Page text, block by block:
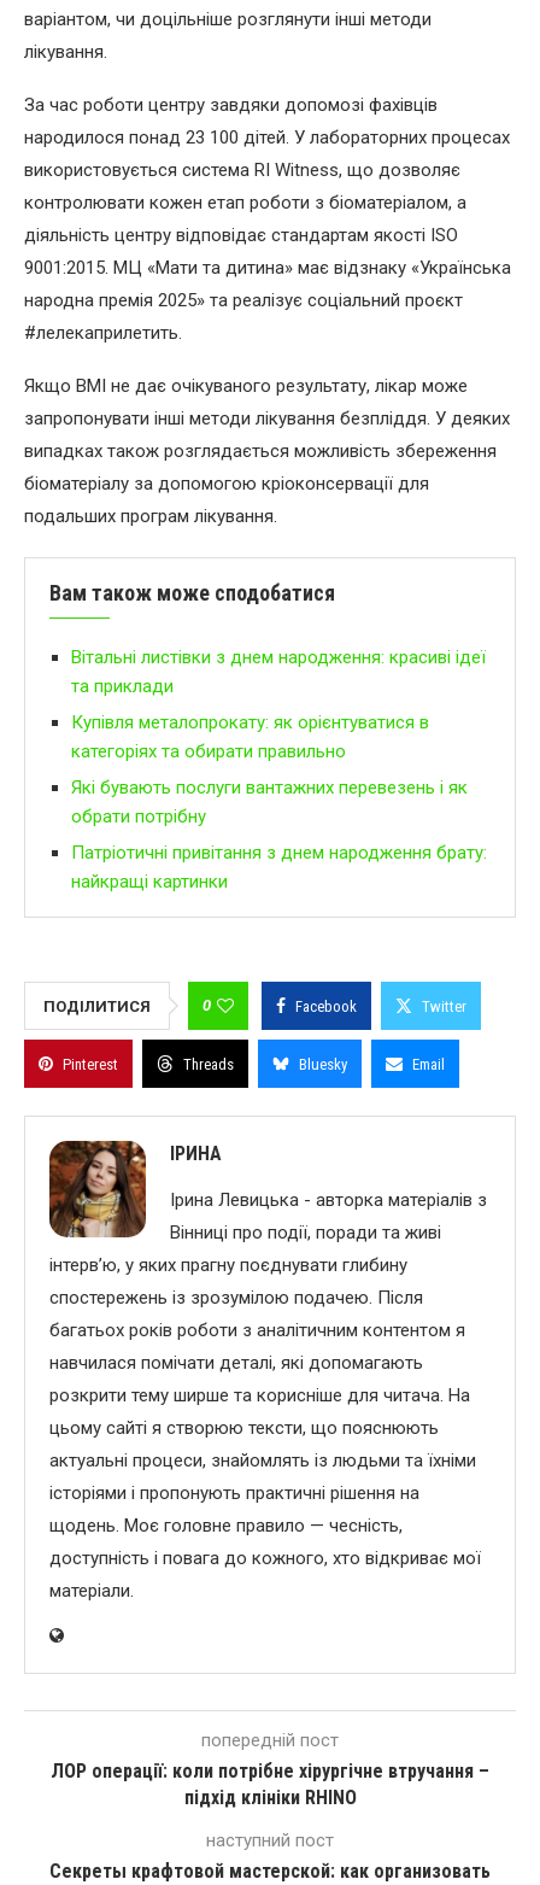
варіантом, чи доцільніше розглянути інші методи
лікування.
За час роботи центру завдяки допомозі фахівців
народилося понад 23 100 дітей. У лабораторних процесах
використовується система RI Witness, що дозволяє
контролювати кожен етап роботи з біоматеріалом, а
діяльність центру відповідає стандартам якості ISO
9001:2015. МЦ «Мати та дитина» має відзнаку «Українська
народна премія 2025» та реалізує соціальний проєкт
#лелекаприлетить.
Якщо ВМІ не дає очікуваного результату, лікар може
запропонувати інші методи лікування безпліддя. У деяких
випадках також розглядається можливість збереження
біоматеріалу за допомогою кріоконсервації для
подальших програм лікування.
Вам також може сподобатися
Вітальні листівки з днем народження: красиві ідеї
та приклади
Купівля металопрокату: як орієнтуватися в
категоріях та обирати правильно
Які бувають послуги вантажних перевезень і як
обрати потрібну
Патріотичні привітання з днем народження брату:
найкращі картинки
ПОДІЛИТИСЯ 0 Facebook Twitter
Pinterest Threads Bluesky Email
ІРИНА
Ірина Левицька - авторка матеріалів з
Вінниці про події, поради та живі
інтерв’ю, у яких прагну поєднувати глибину
спостережень із зрозумілою подачею. Після
багатьох років роботи з аналітичним контентом я
навчилася помічати деталі, які допомагають
розкрити тему ширше та корисніше для читача. На
цьому сайті я створюю тексти, що пояснюють
актуальні процеси, знайомлять із людьми та їхніми
історіями і пропонують практичні рішення на
щодень. Моє головне правило — чесність,
доступність і повага до кожного, хто відкриває мої
матеріали.
попередній пост
ЛОР операції: коли потрібне хірургічне втручання –
підхід клініки RHINO
наступний пост
Секреты крафтовой мастерской: как организовать